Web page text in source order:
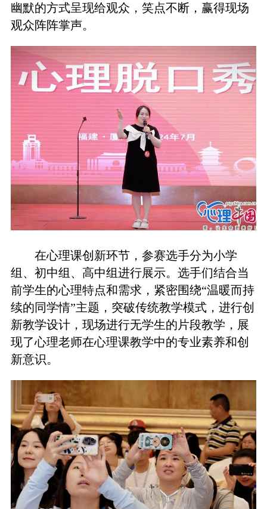
幽默的方式呈现给观众，笑点不断，赢得现场
观众阵阵掌声。
在心理课创新环节，参赛选手分为小学
组、初中组、高中组进行展示。选手们结合当
前学生的心理特点和需求，紧密围绕“温暖而持
续的同学情”主题，突破传统教学模式，进行创
新教学设计，现场进行无学生的片段教学，展
现了心理老师在心理课教学中的专业素养和创
新意识。